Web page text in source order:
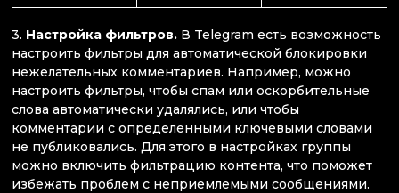
3. Настройка фильтров. В Telegram есть возможность
настроить фильтры для автоматической блокировки
нежелательных комментариев. Например, можно
настроить фильтры, чтобы спам или оскорбительные
слова автоматически удалялись, или чтобы
комментарии с определенными ключевыми словами
не публиковались. Для этого в настройках группы
можно включить фильтрацию контента, что поможет
избежать проблем с неприемлемыми сообщениями.